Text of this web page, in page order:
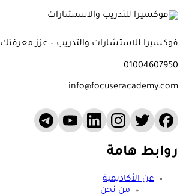
فوكسيرا للاستشارات والتدريب – عزز معرفتك
01004607950
info@focuseracademy.com
روابط هامة
عن الأكاديمية
من نحن